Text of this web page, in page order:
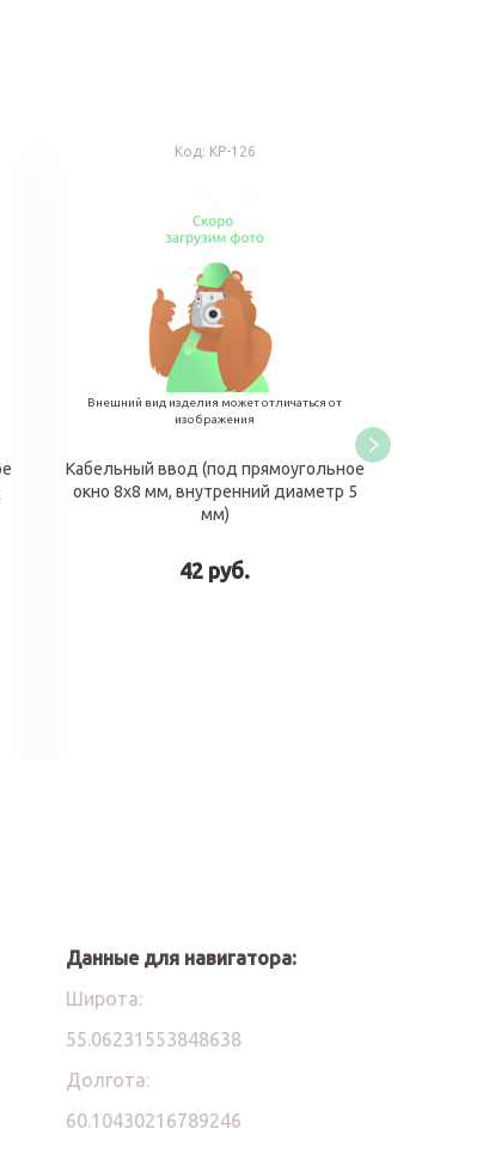
Код: КР-126
Внешний вид изделия может отличаться от
изображения
Кабельный ввод (под прямоугольное
окно 8х8 мм, внутренний диаметр 5
мм)
42 руб.
Данные для навигатора:
Широта:
55.06231553848638
Долгота:
60.10430216789246